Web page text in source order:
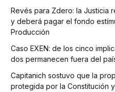
Revés para Zdero: la Justicia
y deberá pagar el fondo
Producción
Caso EXEN: de los cinco
dos permanecen fuera del
Capitanich sostuvo que la
protegida por la Constitución